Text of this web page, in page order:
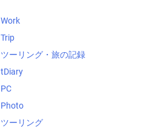
Work
Trip
ツーリング・旅の記録
tDiary
PC
Photo
ツーリング